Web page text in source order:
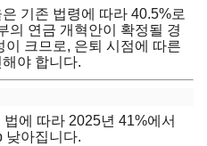
기존 법령에 따라 40.5%로
의 연금 개혁안이 확정될 경
크므로, 은퇴 시점에 따른
야 합니다.
법에 따라 2025년 41%에서
낮아집니다.